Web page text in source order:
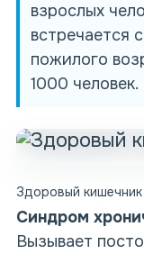
взрослых
встречается
пожилого
1000 человек.
Здоровый
Синдром
Вызывает